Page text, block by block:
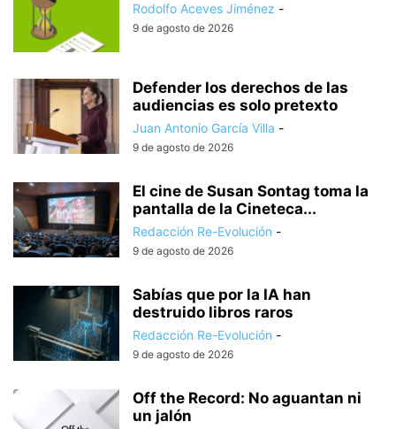
Rodolfo Aceves Jiménez -
9 de agosto de 2026
Defender los derechos de las
audiencias es solo pretexto
Juan Antonio García Villa -
9 de agosto de 2026
El cine de Susan Sontag toma la
pantalla de la Cineteca...
Redacción Re-Evolución -
9 de agosto de 2026
Sabías que por la IA han
destruido libros raros
Redacción Re-Evolución -
9 de agosto de 2026
Off the Record: No aguantan ni
un jalón